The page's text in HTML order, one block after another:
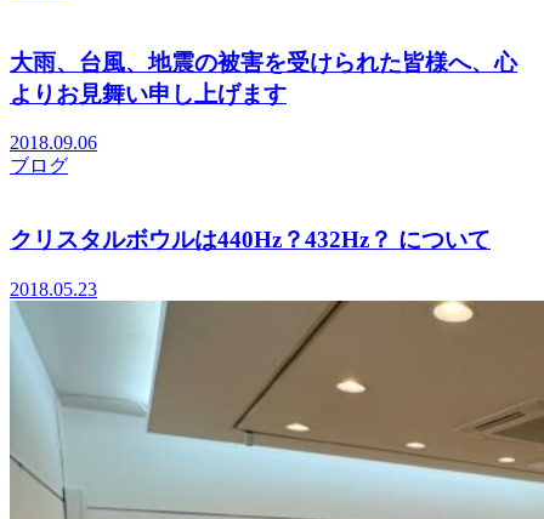
大雨、台風、地震の被害を受けられた皆様へ、心
よりお見舞い申し上げます
2018.09.06
ブログ
クリスタルボウルは440Hz？432Hz？ について
2018.05.23